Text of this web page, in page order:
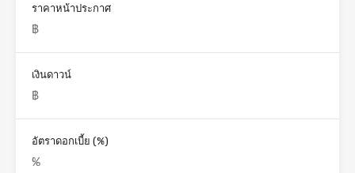
ราคาหน้าประกาศ
เงินดาวน์
อัตราดอกเบี้ย (%)